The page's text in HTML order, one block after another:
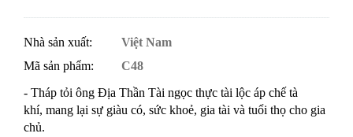
Nhà sản xuất:
Việt Nam
Mã sản phẩm:
C48
- Tháp tỏi ông Địa Thần Tài ngọc thực tài lộc áp chế tà
khí, mang lại sự giàu có, sức khoẻ, gia tài và tuổi thọ cho gia
chủ.